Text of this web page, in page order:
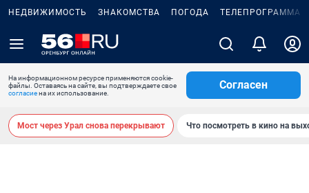
НЕДВИЖИМОСТЬ ЗНАКОМСТВА ПОГОДА ТЕЛЕПРОГРАММА
На информационном ресурсе применяются cookie-
файлы. Оставаясь на сайте, вы подтверждаете свое
согласиена их использование.
Согласен
Мост через Урал снова перекрывают Что посмотреть в кино на